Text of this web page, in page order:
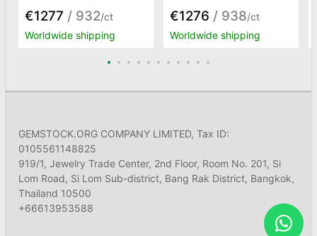
€1277 / 932/ct
Worldwide shipping
€1276 / 938/ct
Worldwide shipping
GEMSTOCK.ORG COMPANY LIMITED, Tax ID:
0105561148825
919/1, Jewelry Trade Center, 2nd Floor, Room No. 201, Si
Lom Road, Si Lom Sub-district, Bang Rak District, Bangkok,
Thailand 10500
+66613953588